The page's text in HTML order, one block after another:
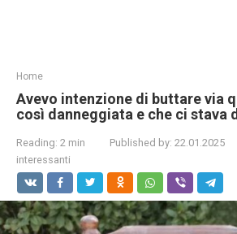
Home
Avevo intenzione di buttare via
così danneggiata e che ci stava
Reading: 2 min Published by: 22.01.2025
interessanti